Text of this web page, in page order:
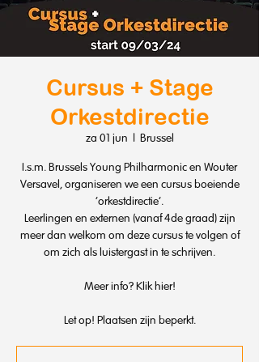
Cursus + Stage
Orkestdirectie
za 01 jun
  |
Brussel
I.s.m. Brussels Young Philharmonic en Wouter
Versavel, organiseren we een cursus boeiende
'orkestdirectie'.
Leerlingen en externen (vanaf 4de graad) zijn
meer dan welkom om deze cursus te volgen of
om zich als luistergast in te schrijven.
Meer info? Klik hier!
Let op! Plaatsen zijn beperkt.